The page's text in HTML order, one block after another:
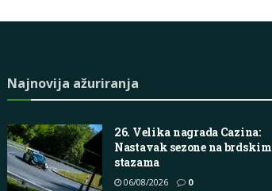
Najnovija ažuriranja
26. Velika nagrada Cazina:
Nastavak sezone na brdskim
stazama
06/08/2026 0